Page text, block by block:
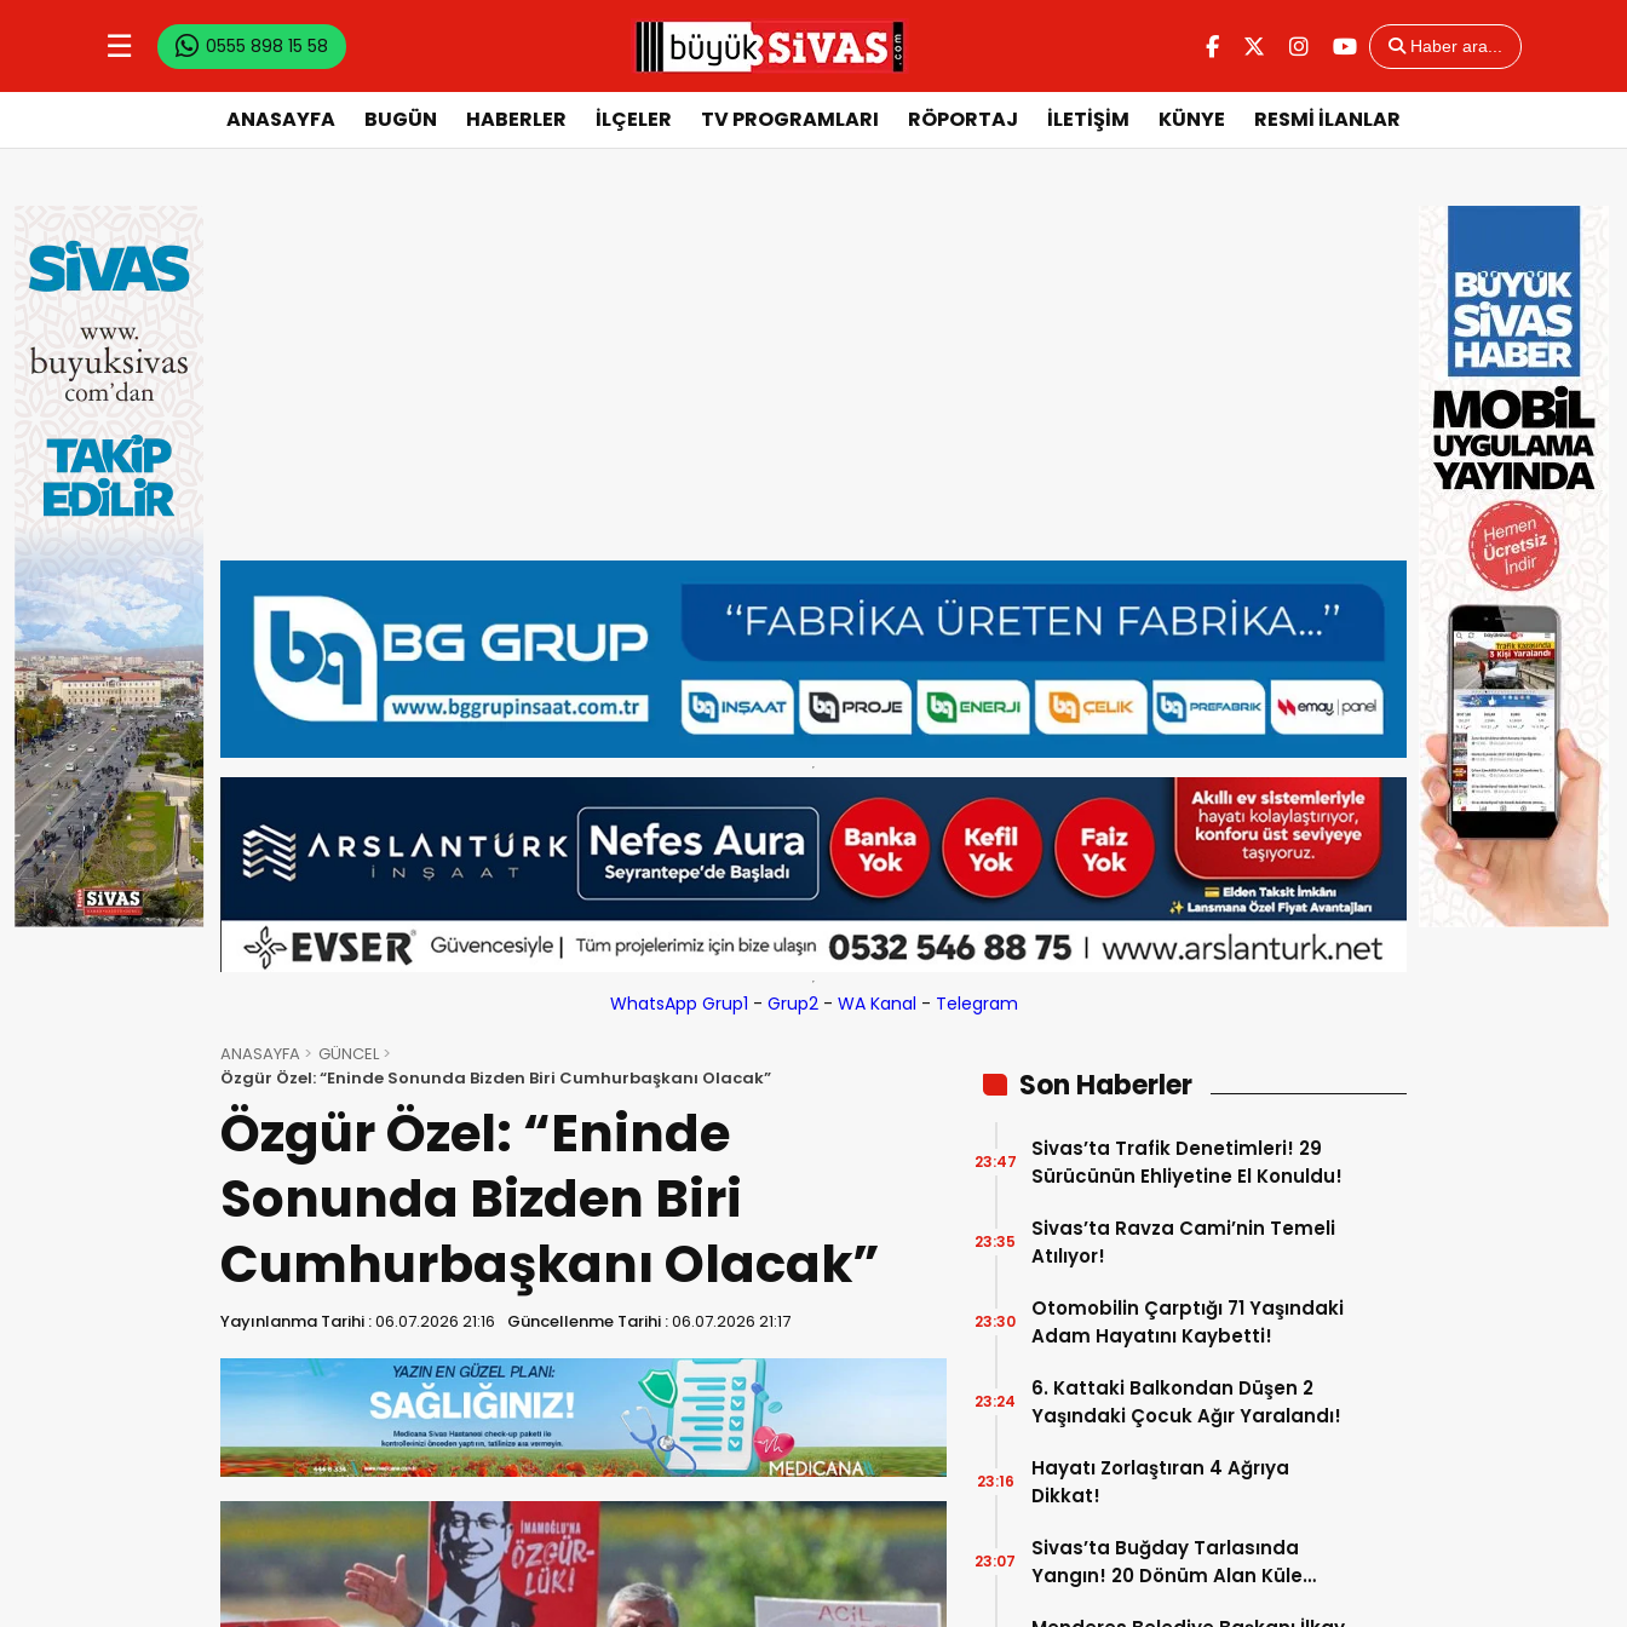
☰ 0555 898 15 58 Haber ara...
ANASAYFA BUGÜN HABERLER İLÇELER TV PROGRAMLARI RÖPORTAJ İLETİŞİM KÜNYE RESMİ İLANLAR
WhatsApp Grup1 - Grup2- WA Kanal - Telegram
ANASAYFA
GÜNCEL
Özgür Özel: “Eninde Sonunda Bizden Biri Cumhurbaşkanı Olacak”
Özgür Özel: “Eninde
Sonunda Bizden Biri
Cumhurbaşkanı Olacak”
Yayınlanma Tarihi :06.07.2026 21:16 Güncellenme Tarihi :06.07.2026 21:17
Son Haberler
Sivas’ta Trafik Denetimleri! 29
Sürücünün Ehliyetine El Konuldu!
23:47
Sivas’ta Ravza Cami’nin Temeli
Atılıyor!
23:35
Otomobilin Çarptığı 71 Yaşındaki
Adam Hayatını Kaybetti!
23:30
6. Kattaki Balkondan Düşen 2
Yaşındaki Çocuk Ağır Yaralandı!
23:24
Hayatı Zorlaştıran 4 Ağrıya
Dikkat!
23:16
Sivas’ta Buğday Tarlasında
Yangın! 20 Dönüm Alan Küle
23:07